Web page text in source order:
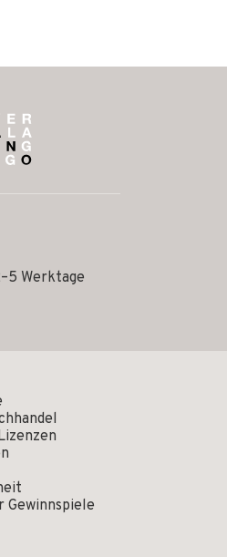
Werktage
Gewinnspiele